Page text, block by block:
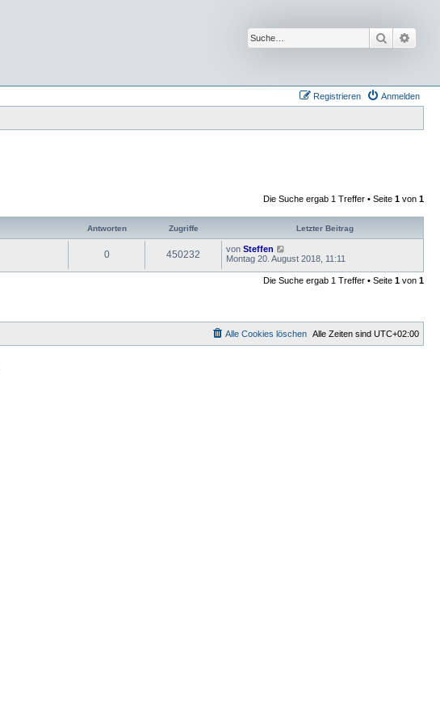
Suche
Anmelden
Registrieren
Die Suche ergab 1 Treffer • Seite 1 von 1
Antworten Zugriffe Letzter Beitrag
0 450232 von Steffen
Montag 20. August 2018, 11:11
Die Suche ergab 1 Treffer • Seite 1 von 1
Alle Zeiten sind UTC+02:00
Alle Cookies löschen